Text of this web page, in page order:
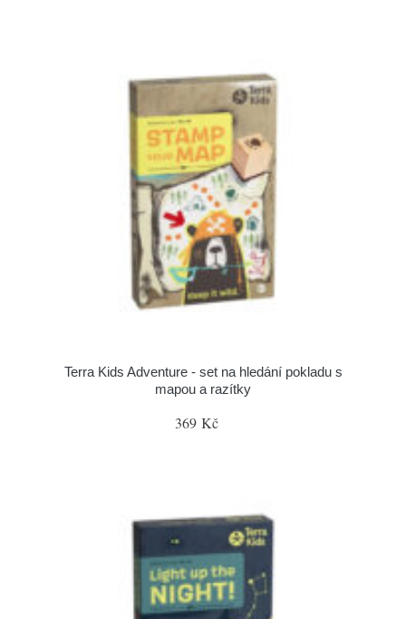
Terra Kids Adventure - set na hledání pokladu s
mapou a razítky
369 Kč